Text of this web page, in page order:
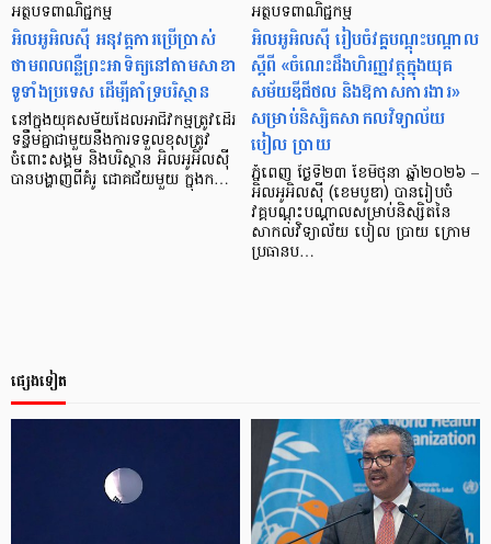
អត្ថបទពាណិជ្ជកម្ម
អិលអូអិលស៊ី អនុវត្តការប្រើប្រាស់
ថាមពលពន្លឺព្រះអាទិត្យនៅតាមសាខា
ទូទាំងប្រទេស ដើម្បីគាំទ្របរិស្ថាន
នៅក្នុងយុគសម័យដែលអាជីវកម្មត្រូវដើរ
ទន្ទឹមគ្នាជាមួយនឹងការទទួលខុសត្រូវ
ចំពោះសង្គម និងបរិស្ថាន អិលអូអិលស៊ី
បានបង្ហាញពីគំរូ ជោគជ័យមួយ ក្នុងក…
អត្ថបទពាណិជ្ជកម្ម
អិលអូអិលស៊ី រៀបចំវគ្គបណ្តុះបណ្តាល
ស្តីពី «ចំណេះដឹងហិរញ្ញវត្ថុក្នុងយុគ
សម័យឌីជីថល និងឱកាសការងារ»
សម្រាប់និស្សិតសាកលវិទ្យាល័យ
បៀល ប្រាយ
ភ្នំពេញ ថ្ងៃទី២៣ ខែមិថុនា ឆ្នាំ២០២៦ –
អិលអូអិលស៊ី (ខេមបូឌា) បានរៀបចំ
វគ្គបណ្តុះបណ្តាលសម្រាប់និស្សិតនៃ
សាកលវិទ្យាល័យ បៀល ប្រាយ ក្រោម
ប្រធានប…
ផ្សេងទៀត